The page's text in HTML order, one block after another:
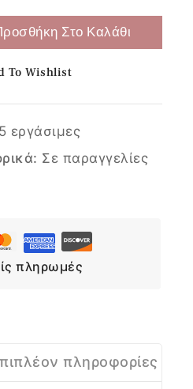
Στο Καλάθι
To Wishlist
εργάσιμες
Σε παραγγελίες
πληρωμές
πληροφορίες